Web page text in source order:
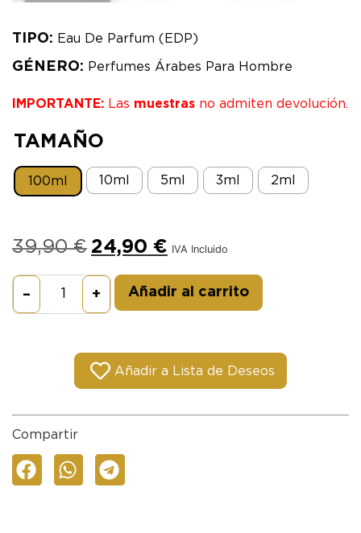
TIPO: Eau De Parfum (EDP)
GÉNERO: Perfumes Árabes Para Hombre
IMPORTANTE: Las muestras no admiten devolución.
TAMAÑO
100ml 10ml 5ml 3ml 2ml
39,90€ 24,90 € IVA Incluido
– + Añadir al carrito
Añadir a Lista de Deseos
Compartir